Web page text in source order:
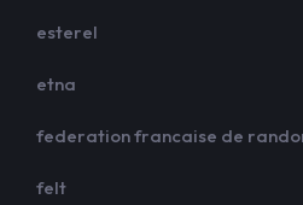
esterel
etna
federation francaise de
felt